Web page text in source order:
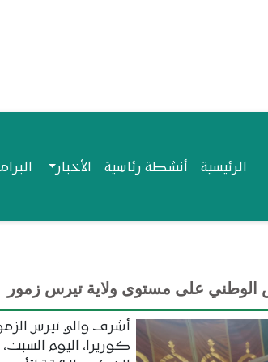
Navigationالرئيسية أنشطة رئاسية الأخبار
أشرف والي تيرس
كوريرا، اليوم